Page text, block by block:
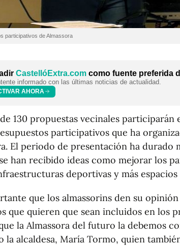
participativos de Almassora
CastellóExtra.com como fuente preferida
informado con las últimas noticias de actualidad.
AHORA
130 propuestas vecinales participarán
participativos que ha
El periodo de presentación ha durado
han recibido ideas como mejorar los
deportivas y más
que los almassorins den su
que quieren que sean incluidos en los
la Almassora del futuro la debemos
la alcaldesa, María Tormo, quien